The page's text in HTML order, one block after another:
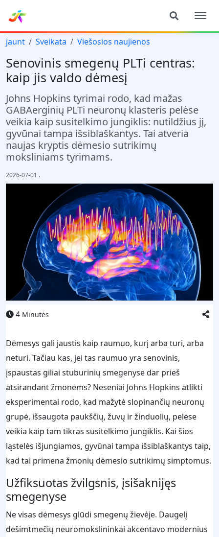
jaunt Sveikata Viešosios naujienos
Senovinis smegenų PLTi centras:
kaip jis valdo dėmesį
Johns Hopkins tyrimai rodo, kad mažas
GABAerginių PLTi neuronų klasteris pelėse
veikia kaip susitelkimo jungiklis: nutildžius jį,
gyvūnai tampa išsiblaškantys. Tai atveria
naujas kryptis dėmesio sutrikimų
moksliniams tyrimams.
2026-07-01 .
4 Minutės
Dėmesys gali jaustis kaip raumuo, kurį arba turi, arba
neturi. Tačiau kas, jei tas raumuo yra senovinis,
įspaustas giliai stuburinių smegenyse dar prieš
atsirandant žmonėms? Neseniai Johns Hopkins atlikti
eksperimentai rodo, kad mažytė slopinančių neuronų
grupė, išsaugota paukščių, žuvų ir žinduolių, pelėse
veikia kaip tam tikras susitelkimo jungiklis. Kai šios
ląstelės išjungiamos, gyvūnai tampa išsiblaškantys taip,
kad tai primena žmonių dėmesio sutrikimų simptomus.
Užfiksuotas žvilgsnis, įsišaknijęs
smegenyse
Ne visas dėmesys glūdi smegenų žievėje. Daugelį
dešimtmečių neuromokslininkai akcentavo modernius